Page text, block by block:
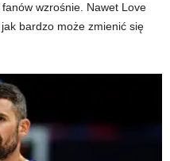
wzrośnie. Nawet Love
jak bardzo może zmienić się